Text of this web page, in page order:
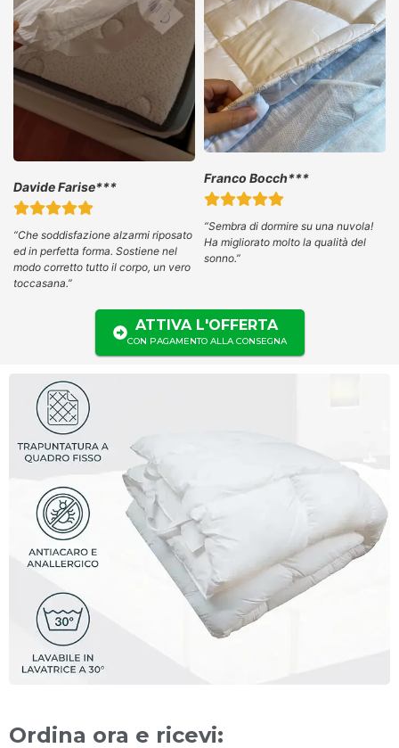
Davide Farise***
“Che soddisfazione alzarmi riposato
ed in perfetta forma. Sostiene nel
modo corretto tutto il corpo, un vero
toccasana.”
Franco Bocch***
“Sembra di dormire su una nuvola!
Ha migliorato molto la qualità del
sonno.”
ATTIVA L'OFFERTA
CON PAGAMENTO ALLA CONSEGNA
Ordina ora e ricevi: